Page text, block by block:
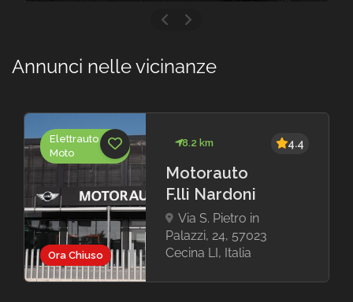
Annunci nelle vicinanze
Ora Chiuso
Elettrauto
Moto
8.2 km
Motorauto
F.lli Nardoni
Via S. Pietro in
Palazzi, 24, 57023
Cecina LI, Italia
4.4